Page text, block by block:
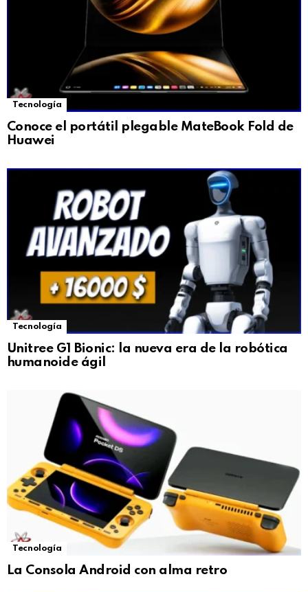
Tecnología
Conoce el portátil plegable MateBook Fold de
Huawei
Tecnología
Unitree G1 Bionic: la nueva era de la robótica
humanoide ágil
Tecnología
La Consola Android con alma retro